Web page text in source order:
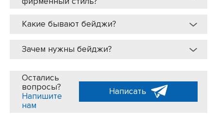
Какие бывают бейджи?
Зачем нужны бейджи?
Остались
вопросы?
Напишите
нам
Написать